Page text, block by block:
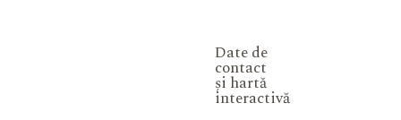
Date de
contact
și hartă
interactivă